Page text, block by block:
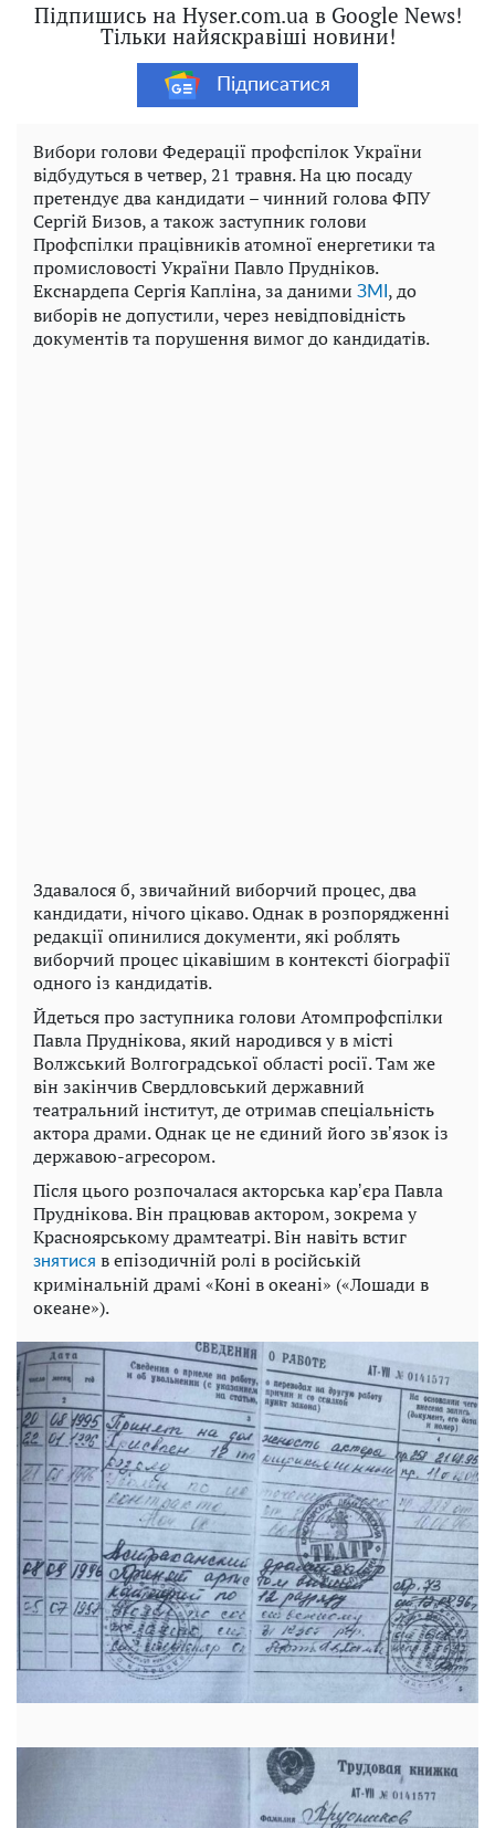
Підпишись на Hyser.com.ua в Google News!
Тільки найяскравіші новини!
Підписатися
Вибори голови Федерації профспілок України
відбудуться в четвер, 21 травня. На цю посаду
претендує два кандидати – чинний голова ФПУ
Сергій Бизов, а також заступник голови
Профспілки працівників атомної енергетики та
промисловості України Павло Прудніков.
Екснардепа Сергія Капліна, за даними ЗМІ , до
виборів не допустили, через невідповідність
документів та порушення вимог до кандидатів.
Здавалося б, звичайний виборчий процес, два
кандидати, нічого цікаво. Однак в розпорядженні
редакції опинилися документи, які роблять
виборчий процес цікавішим в контексті біографії
одного із кандидатів.
Йдеться про заступника голови Атомпрофспілки
Павла Пруднікова, який народився у в місті
Волжський Волгоградської області росії. Там же
він закінчив Свердловський державний
театральний інститут, де отримав спеціальність
актора драми. Однак це не єдиний його звʼязок із
державою-агресором.
Після цього розпочалася акторська карʼєра Павла
Пруднікова. Він працював актором, зокрема у
Красноярському драмтеатрі. Він навіть встиг
знятися в епізодичній ролі в російській
кримінальній драмі «Коні в океані» («Лошади в
океане»).